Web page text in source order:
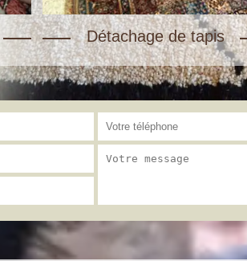
Détachage de tapis